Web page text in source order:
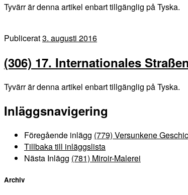
Tyvärr är denna artikel enbart tillgänglig på Tyska.
Publicerat3. augusti 2016
(306) 17. Internationales
Tyvärr är denna artikel enbart tillgänglig på Tyska.
Inläggsnavigering
Föregående inlägg (779) Versunkene
Tillbaka till inläggslista
Nästa Inlägg (781) Miroir-Malerei
Archiv